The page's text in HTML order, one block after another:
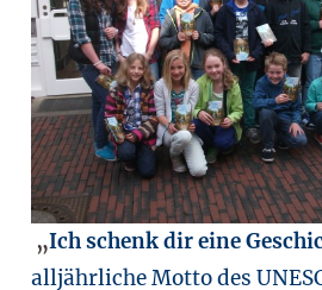
„Ich schenk dir eine
alljährliche Motto des